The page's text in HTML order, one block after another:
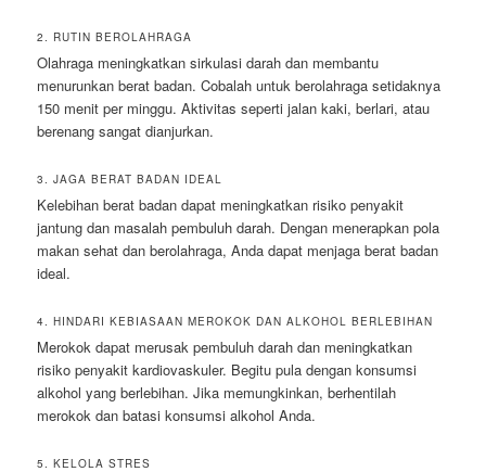
2. RUTIN BEROLAHRAGA
Olahraga meningkatkan sirkulasi darah dan membantu
menurunkan berat badan. Cobalah untuk berolahraga setidaknya
150 menit per minggu. Aktivitas seperti jalan kaki, berlari, atau
berenang sangat dianjurkan.
3. JAGA BERAT BADAN IDEAL
Kelebihan berat badan dapat meningkatkan risiko penyakit
jantung dan masalah pembuluh darah. Dengan menerapkan pola
makan sehat dan berolahraga, Anda dapat menjaga berat badan
ideal.
4. HINDARI KEBIASAAN MEROKOK DAN ALKOHOL BERLEBIHAN
Merokok dapat merusak pembuluh darah dan meningkatkan
risiko penyakit kardiovaskuler. Begitu pula dengan konsumsi
alkohol yang berlebihan. Jika memungkinkan, berhentilah
merokok dan batasi konsumsi alkohol Anda.
5. KELOLA STRES